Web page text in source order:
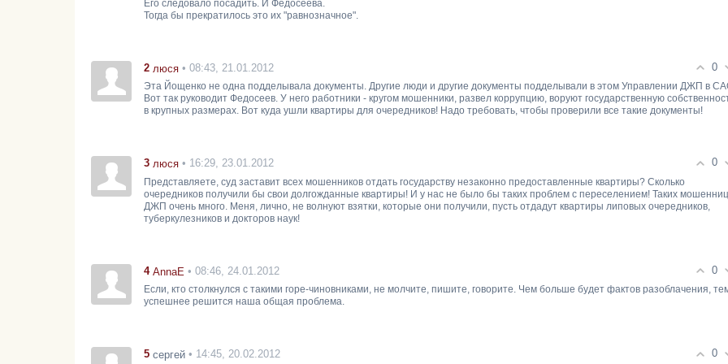
Его следовало посадить. И Федосеева.
Тогда бы прекратилось это их "равнозначное".
0
2 люся • 08:43, 21.01.2012
Эта Йощенко не одна подделывала документы. Другие люди и другие документы подделывали в этом Управлении ДЖП в
Вот так руководит Федосеев. У него работники - кругом мошенники, развел коррупцию, воруют государственную
в крупных размерах. Вот куда ушли квартиры для очередников! Надо требовать, чтобы проверили все такие документы!
0
3 люся • 16:29, 23.01.2012
Представляете, суд заставит всех мошенников отдать государству незаконно предоставленные квартиры? Сколько
очередников получили бы свои долгожданные квартиры! И у нас не было бы таких проблем с переселением! Таких
ДЖП очень много. Меня, лично, не волнуют взятки, которые они получили, пусть отдадут квартиры липовых очередников,
туберкулезников и докторов наук!
0
4 AnnaE • 08:46, 24.01.2012
Если, кто столкнулся с такими горе-чиновниками, не молчите, пишите, говорите. Чем больше будет фактов разоблачения,
успешнее решится наша общая проблема.
0
5 сергей • 14:45, 20.02.2012